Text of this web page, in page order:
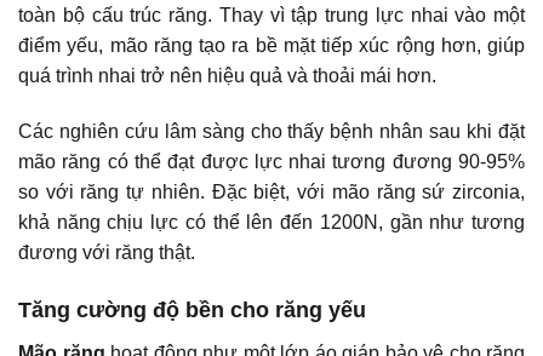
toàn bộ cấu trúc răng. Thay vì tập trung lực nhai vào một
điểm yếu, mão răng tạo ra bề mặt tiếp xúc rộng hơn, giúp
quá trình nhai trở nên hiệu quả và thoải mái hơn.
Các nghiên cứu lâm sàng cho thấy bệnh nhân sau khi đặt
mão răng có thể đạt được lực nhai tương đương 90-95%
so với răng tự nhiên. Đặc biệt, với mão răng sứ zirconia,
khả năng chịu lực có thể lên đến 1200N, gần như tương
đương với răng thật.
Tăng cường độ bền cho răng yếu